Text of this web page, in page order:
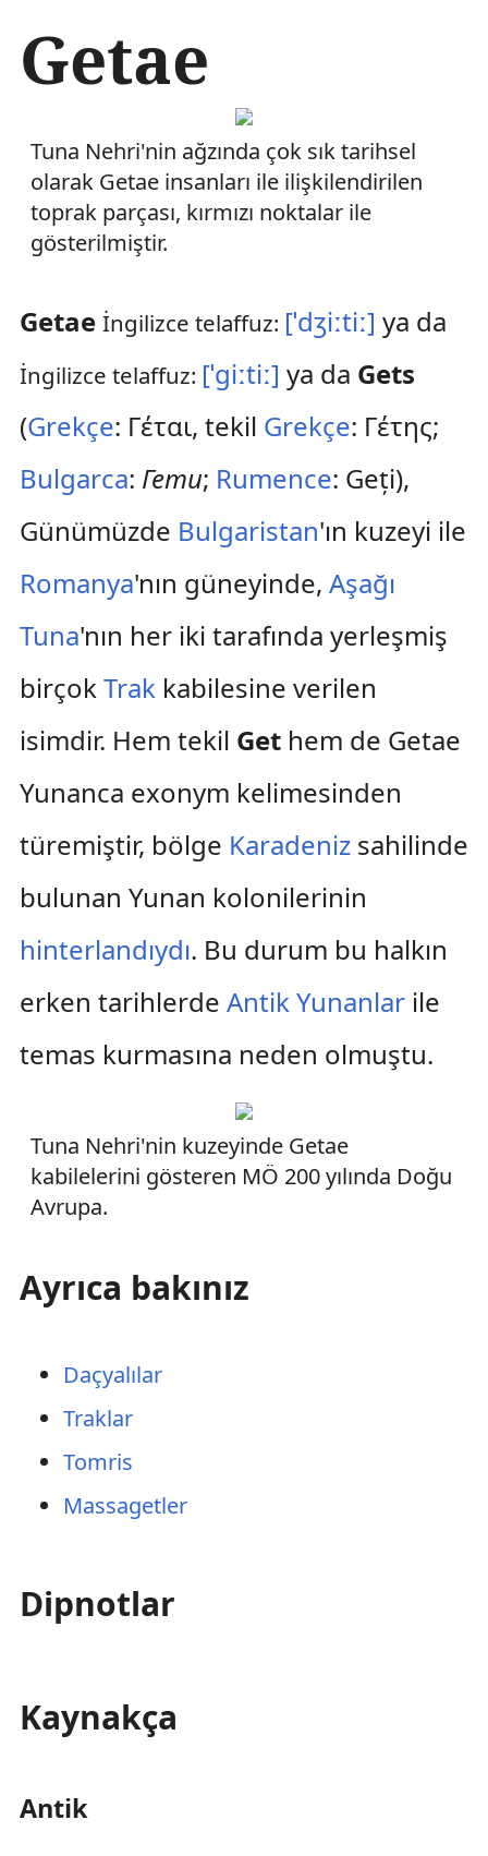
eGetae
Tuna Nehri'nin ağzında çok sık tarihsel
olarak Getae insanları ile ilişkilendirilen
toprak parçası, kırmızı noktalar ile
gösterilmiştir.
Getae İngilizce telaffuz: [ˈdʒiːtiː] ya da
İngilizce telaffuz: [ˈgiːtiː] ya da Gets
(Grekçe: Γέται, tekil Grekçe: Γέτης;
Bulgarca: Гети; Rumence: Geţi),
Günümüzde Bulgaristan'ın kuzeyi ile
Romanya'nın güneyinde, Aşağı
Tuna'nın her iki tarafında yerleşmiş
birçokTrakkabilesine verilen
isimdir. Hem tekil Gethem de Getae
Yunanca exonym kelimesinden
türemiştir, bölge Karadenizsahilinde
bulunan Yunan kolonilerinin
hinterlandıydı. Bu durum bu halkın
erken tarihlerde Antik Yunanlarile
temas kurmasına neden olmuştu.
Tuna Nehri'nin kuzeyinde Getae
kabilelerini gösteren MÖ 200 yılında Doğu
Avrupa.
Ayrıca bakınız
Daçyalılar
Traklar
Tomris
Massagetler
Dipnotlar
Kaynakça
Antik